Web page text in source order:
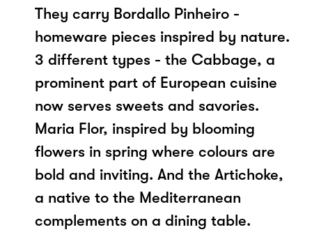
They carry Bordallo Pinheiro -
homeware pieces inspired by nature.
3 different types - the Cabbage, a
prominent part of European cuisine
now serves sweets and savories.
Maria Flor, inspired by blooming
flowers in spring where colours are
bold and inviting. And the Artichoke,
a native to the Mediterranean
complements on a dining table.